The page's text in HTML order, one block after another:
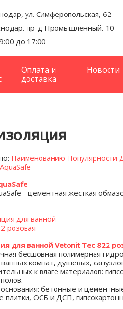
ул. Симферопольская, 62
пр-д Промышленный, 10
до 17:00
Оплата и
доставка
Новости
Наименованию Популярности
- цементная жесткая
для ванной Vetonit Tec 822
бесшовная полимерная
комнат, душевых,
к влаге материалов:
бетонные и
плитки, ОСБ и ДСП,